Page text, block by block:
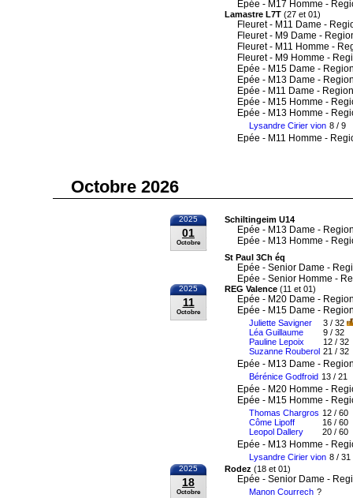
Epée - M17 Homme -
Lamastre L7T (27 et 01)
Fleuret - M11 Dame -
Fleuret - M9 Dame -
Fleuret - M11 Homme -
Fleuret - M9 Homme -
Epée - M15 Dame -
Epée - M13 Dame -
Epée - M11 Dame -
Epée - M15 Homme -
Epée - M13 Homme -
Lysandre Cirier vion 8 / 9
Epée - M11 Homme -
Octobre 2026
2025
01
Octobre
Schiltingeim U14
Epée - M13 Dame -
Epée - M13 Homme -
St Paul 3Ch éq
Epée - Senior Dame -
Epée - Senior Homme -
2025
11
Octobre
REG Valence (11 et 01)
Epée - M20 Dame -
Epée - M15 Dame -
Juliette Savigner
Léa Guillaume
Pauline Lepoix
Suzanne Rouberol
3 / 32
9 / 32
12 / 32
21 / 32
Epée - M13 Dame -
Bérénice Godfroid 13 / 21
Epée - M20 Homme -
Epée - M15 Homme -
Thomas Chargros
Côme Lipoff
Leopol Dallery
12 / 60
16 / 60
20 / 60
Epée - M13 Homme -
Lysandre Cirier vion 8 / 31
2025
18
Octobre
Rodez (18 et 01)
Epée - Senior Dame -
Manon Courrech ?